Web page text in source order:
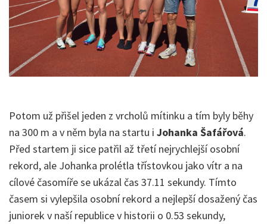
Potom už přišel jeden z vrcholů mítinku a tím byly běhy
na 300 m a v něm byla na startu i Johanka Šafářová.
Před startem ji sice patřil až třetí nejrychlejší osobní
rekord, ale Johanka prolétla třístovkou jako vítr a na
cílové časomíře se ukázal čas 37.11 sekundy. Tímto
časem si vylepšila osobní rekord a nejlepší dosažený čas
juniorek v naší republice v historii o 0.53 sekundy,